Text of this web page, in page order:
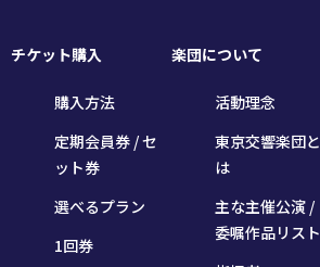
チケット購入
購入方法
定期会員券 / セ
ット券
選べるプラン
1回券
楽団について
活動理念
東京交響楽団と
は
主な主催公演 /
委嘱作品リスト